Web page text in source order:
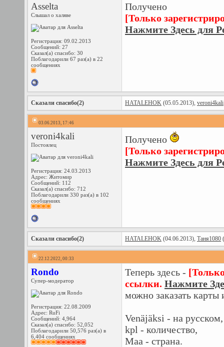
Asselta
Слышал о халяве
Регистрация: 09.02.2013
Сообщений: 27
Сказал(а) спасибо: 30
Поблагодарили 67 раз(а) в 22
сообщениях
Получено
[Только
Нажмите Здесь для
Сказали спасибо(2) HATALEHOK (05.05.2013), veroni4kali
03.06.2013, 17:46
veroni4kali
Постоялец
Регистрация: 24.03.2013
Адрес: Житомир
Сообщений: 112
Сказал(а) спасибо: 712
Поблагодарили 330 раз(а) в 102
сообщениях
Получено
[Только
Нажмите Здесь для
Сказали спасибо(2) HATALEHOK (04.06.2013), Таня1080
22.12.2022, 00:33
Rondo
Супер-модератор
Регистрация: 22.08.2009
Адрес: RuFi
Сообщений: 4,964
Сказал(а) спасибо: 52,052
Поблагодарили 50,576 раз(а) в
6,404 сообщениях
Теперь здесь -
ссылки. Нажмите
можно заказать
Venäjäksi - на русском,
kpl - количество,
Maa - страна.